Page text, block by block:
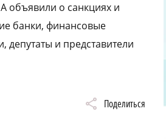
объявили о санкциях и
банки, финансовые
депутаты и представители
Поделиться